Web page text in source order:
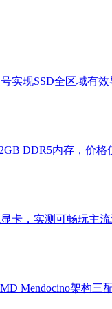
实现SSD全区域有效
DDR5内存，价格
卡，实测可畅玩主
Mendocino架构三